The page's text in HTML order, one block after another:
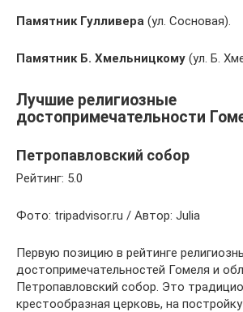
Памятник Гулливера (ул. Сосновая).
Памятник Б. Хмельницкому (ул. Б.
Лучшие религиозные
достопримечательности
Петропавловский собор
Рейтинг: 5.0
Фото: tripadvisor.ru / Автор: Julia
Первую позицию в рейтинге
достопримечательностей Гомеля и
Петропавловский собор. Это
крестообразная церковь, на